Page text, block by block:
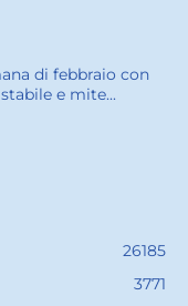
di febbraio con
e mite...
26185
3771